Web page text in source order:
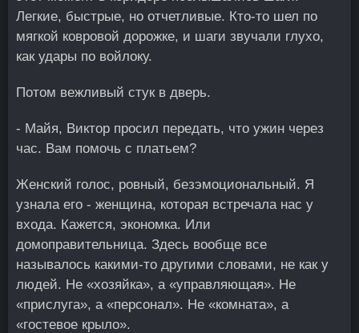
Легкие, быстрые, но отчетливые. Кто-то шел по
мягкой ковровой дорожке, и шаги звучали глухо,
как удары по войлоку.
Потом вежливый стук в дверь.
- Майя, Виктор просил передать, что ужин через
час. Вам помочь с платьем?
Женский голос, ровный, безэмоциональный. Я
узнала его - женщина, которая встречала нас у
входа. Кажется, экономка. Или
домоправительница. Здесь вообще все
называлось какими-то другими словами, не как у
людей. Не «хозяйка», а «управляющая». Не
«прислуга», а «персонал». Не «комната», а
«гостевое крыло».